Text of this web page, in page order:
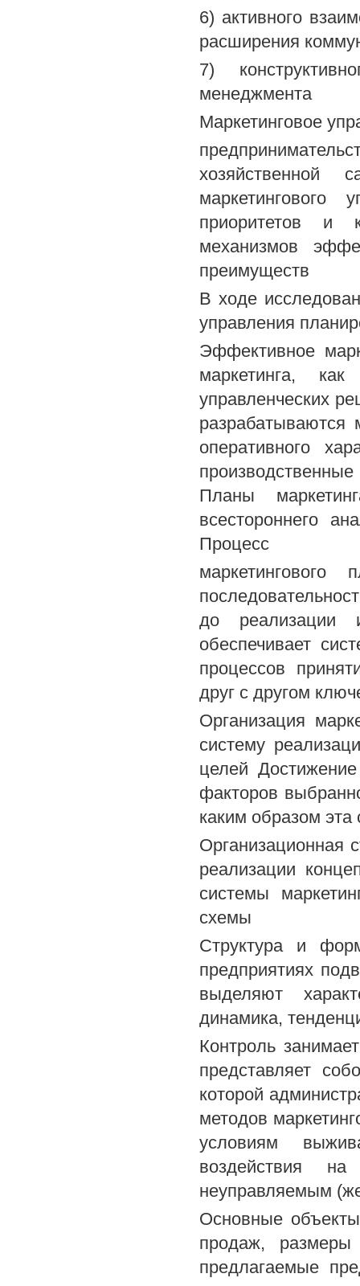
6) активного
расширения
7)
менеджмента
Маркетинговое
хозяйственной
маркетингового
приоритетов и
механизмов
преимуществ
В ходе
управления
Эффективное
маркетинга,
управленческих
разрабатываются
оперативного
Планы
всестороннего
Процесс
маркетингового
до реализации
обеспечивает
процессов
друг с другом
Организация
систему
целей
факторов
каким образом эта
Организационная
реализации
системы
схемы
Структура и
предприятиях
выделяют
динамика,
Контроль
представляет
которой
методов
условиям
воздействия
неуправляемым
Основные
продаж,
предлагаемые